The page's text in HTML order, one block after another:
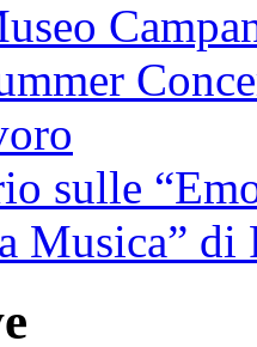
sulle
Musica” di